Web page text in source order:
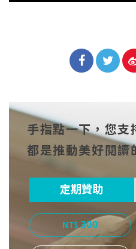
cebo
ok
witt
er
手指點一下，您
都是推動美好閱讀
定期贊助
300